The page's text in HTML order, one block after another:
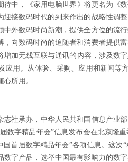
待中，《家用电脑世界》将更名为《
迎接数码时代的到来作出的战略性调
中外数码时尚新潮，提供全方位的流
，向数码时尚的追随者和消费者提供
增加无线互联与通讯的内容，涉及数
应用。从体验、采购、应用和新闻等
所用。
志社承办，中华人民共和国信息产业
数字精品年会”信息发布会在北京隆
国首届数字精品年会”各项信息。这次
字产品，选举中国最有影响力的数